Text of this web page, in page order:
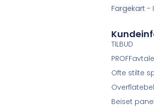
Fargekart -
TILBUD
Ofte stilte
Beiset panel